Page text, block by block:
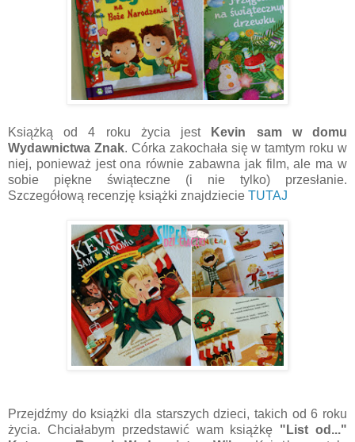
Książką od 4 roku życia jest
Kevin sam w domu
Wydawnictwa Znak. Córka zakochała się w tamtym roku w
niej, ponieważ jest ona równie zabawna jak film, ale ma w
sobie piękne świąteczne (i nie tylko) przesłanie.
Szczegółową recenzję książki znajdziecie TUTAJ
Przejdźmy do książki dla starszych dzieci, takich od 6 roku
życia. Chciałabym przedstawić wam książkę "List od..."